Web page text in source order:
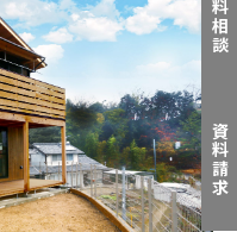
無料相談
資料請求